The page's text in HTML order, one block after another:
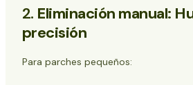
2. Eliminación manual:
precisión
Para parches pequeños: